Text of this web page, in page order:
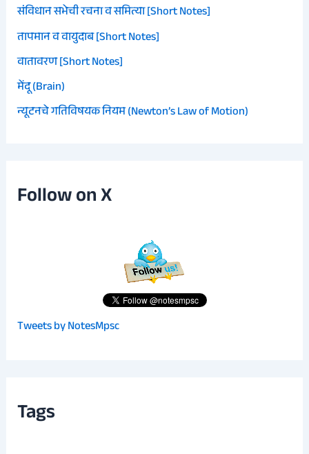
संविधान सभेची रचना व समित्या [Short Notes]
तापमान व वायुदाब [Short Notes]
वातावरण [Short Notes]
मेंदू (Brain)
न्यूटनचे गतिविषयक नियम (Newton’s Law of Motion)
Follow on X
Tweets by NotesMpsc
Tags